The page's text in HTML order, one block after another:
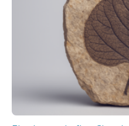
peroxisomalen
Saccharomyces
Funktionsfähigkeit der
Studie wurde am 28.
Fachzeitschrift…